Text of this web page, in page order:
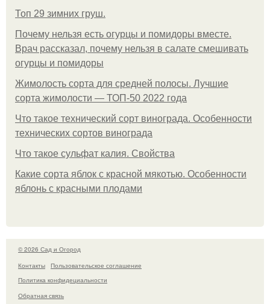
Топ 29 зимних груш.
Почему нельзя есть огурцы и помидоры вместе.
Врач рассказал, почему нельзя в салате смешивать
огурцы и помидоры
Жимолость сорта для средней полосы. Лучшие
сорта жимолости — ТОП-50 2022 года
Что такое технический сорт винограда. Особенности
технических сортов винограда
Что такое сульфат калия. Свойства
Какие сорта яблок с красной мякотью. Особенности
яблонь с красными плодами
© 2026 Сад и Огород
Контакты
Пользовательское соглашение
Политика конфидециальности
Обратная связь